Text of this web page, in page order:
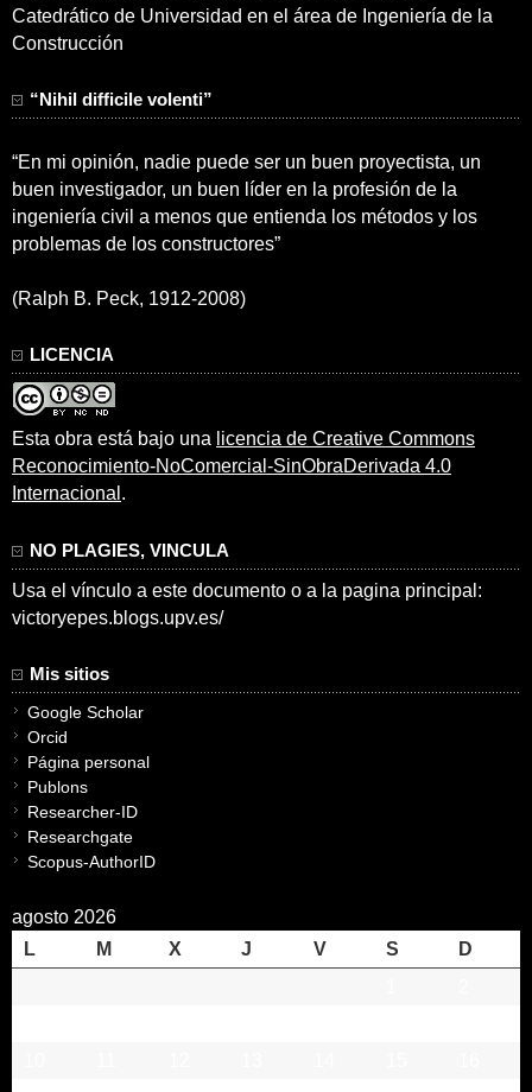
Catedrático de Universidad en el área de Ingeniería de la
Construcción
“Nihil difficile volenti”
“En mi opinión, nadie puede ser un buen proyectista, un
buen investigador, un buen líder en la profesión de la
ingeniería civil a menos que entienda los métodos y los
problemas de los constructores”
(Ralph B. Peck, 1912-2008)
LICENCIA
Esta obra está bajo una licencia de Creative Commons
Reconocimiento-NoComercial-SinObraDerivada 4.0
Internacional .
NO PLAGIES, VINCULA
Usa el vínculo a este documento o a la pagina principal:
victoryepes.blogs.upv.es/
Mis sitios
Google Scholar
Orcid
Página personal
Publons
Researcher-ID
Researchgate
Scopus-AuthorID
agosto 2026
L
M X J V S
D